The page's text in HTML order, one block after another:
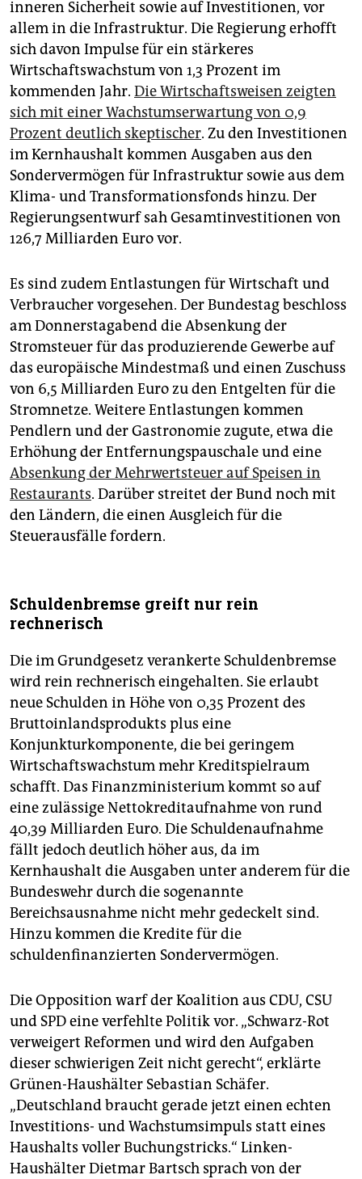
inneren Sicherheit sowie auf Investitionen, vor
allem in die Infrastruktur. Die Regierung erhofft
sich davon Impulse für ein stärkeres
Wirtschaftswachstum von 1,3 Prozent im
kommenden Jahr. Die Wirtschaftsweisen zeigten
sich mit einer Wachstumserwartung von 0,9
Prozent deutlich skeptischer. Zu den Investitionen
im Kernhaushalt kommen Ausgaben aus den
Sondervermögen für Infrastruktur sowie aus dem
Klima- und Transformationsfonds hinzu. Der
Regierungsentwurf sah Gesamtinvestitionen von
126,7 Milliarden Euro vor.
Es sind zudem Entlastungen für Wirtschaft und
Verbraucher vorgesehen. Der Bundestag beschloss
am Donnerstagabend die Absenkung der
Stromsteuer für das produzierende Gewerbe auf
das europäische Mindestmaß und einen Zuschuss
von 6,5 Milliarden Euro zu den Entgelten für die
Stromnetze. Weitere Entlastungen kommen
Pendlern und der Gastronomie zugute, etwa die
Erhöhung der Entfernungspauschale und eine
Absenkung der Mehrwertsteuer auf Speisen in
Restaurants. Darüber streitet der Bund noch mit
den Ländern, die einen Ausgleich für die
Steuerausfälle fordern.
Schuldenbremse greift nur rein
rechnerisch
Die im Grundgesetz verankerte Schuldenbremse
wird rein rechnerisch eingehalten. Sie erlaubt
neue Schulden in Höhe von 0,35 Prozent des
Bruttoinlandsprodukts plus eine
Konjunkturkomponente, die bei geringem
Wirtschaftswachstum mehr Kreditspielraum
schafft. Das Finanzministerium kommt so auf
eine zulässige Nettokreditaufnahme von rund
40,39 Milliarden Euro. Die Schuldenaufnahme
fällt jedoch deutlich höher aus, da im
Kernhaushalt die Ausgaben unter anderem für die
Bundeswehr durch die sogenannte
Bereichsausnahme nicht mehr gedeckelt sind.
Hinzu kommen die Kredite für die
schuldenfinanzierten Sondervermögen.
Die Opposition warf der Koalition aus CDU, CSU
und SPD eine verfehlte Politik vor. „Schwarz-Rot
verweigert Reformen und wird den Aufgaben
dieser schwierigen Zeit nicht gerecht“, erklärte
Grünen-Haushälter Sebastian Schäfer.
„Deutschland braucht gerade jetzt einen echten
Investitions- und Wachstumsimpuls statt eines
Haushalts voller Buchungstricks.“ Linken-
Haushälter Dietmar Bartsch sprach von der